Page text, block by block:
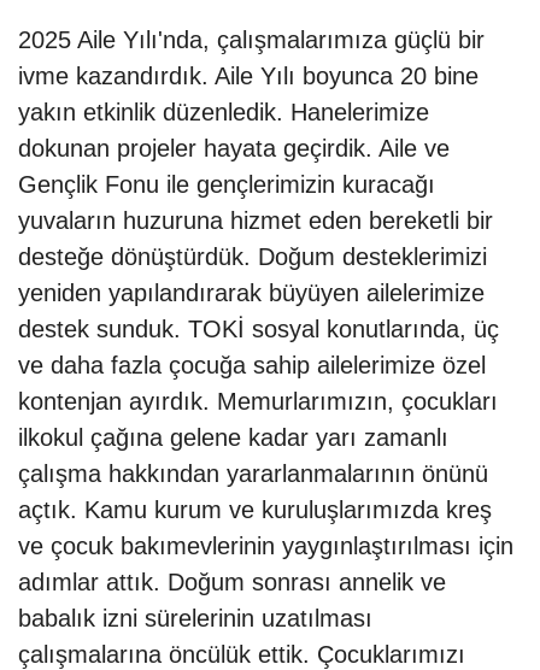
2025 Aile Yılı'nda, çalışmalarımıza güçlü bir
ivme kazandırdık. Aile Yılı boyunca 20 bine
yakın etkinlik düzenledik. Hanelerimize
dokunan projeler hayata geçirdik. Aile ve
Gençlik Fonu ile gençlerimizin kuracağı
yuvaların huzuruna hizmet eden bereketli bir
desteğe dönüştürdük. Doğum desteklerimizi
yeniden yapılandırarak büyüyen ailelerimize
destek sunduk. TOKİ sosyal konutlarında, üç
ve daha fazla çocuğa sahip ailelerimize özel
kontenjan ayırdık. Memurlarımızın, çocukları
ilkokul çağına gelene kadar yarı zamanlı
çalışma hakkından yararlanmalarının önünü
açtık. Kamu kurum ve kuruluşlarımızda kreş
ve çocuk bakımevlerinin yaygınlaştırılması için
adımlar attık. Doğum sonrası annelik ve
babalık izni sürelerinin uzatılması
çalışmalarına öncülük ettik. Çocuklarımızı